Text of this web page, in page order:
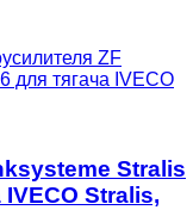
ZF
для тягача IVECO
Stralis
IVECO Stralis,